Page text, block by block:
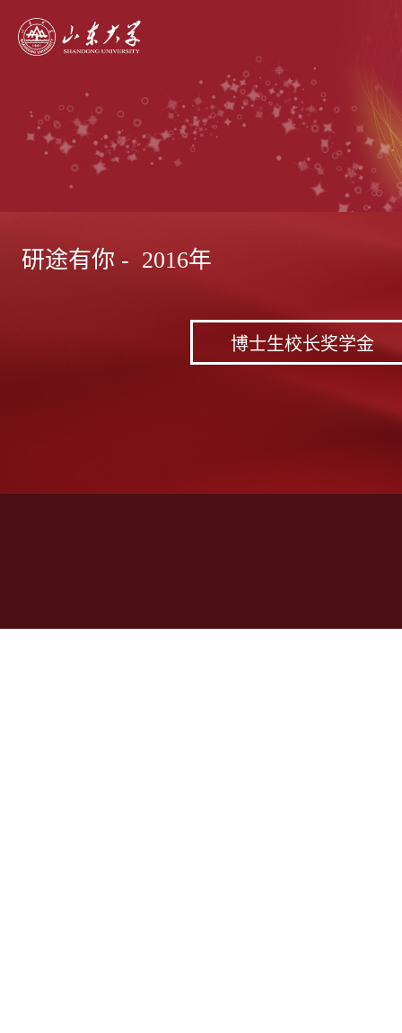
研途有你 - 2016年
博士生校长奖学金